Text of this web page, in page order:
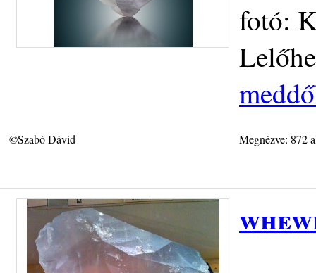
fotó:
©Szabó Dávid Megnézve: 872